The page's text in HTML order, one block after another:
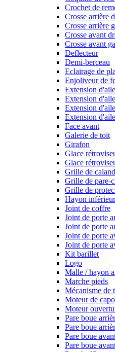
Crochet de
Crosse arrière
Crosse arrière
Crosse avant
Crosse avant
Deflecteur
Demi-berceau
Eclairage de
Enjoliveur de
Extension
Extension
Extension
Extension
Face avant
Galerie de toit
Girafon
Glace
Glace
Grille de
Grille de pare-
Grille de
Hayon inférieur
Joint de coffre
Joint de porte
Joint de porte
Joint de porte
Joint de porte
Kit barillet
Logo
Malle / hayon
Marche pieds
Mécanisme de
Moteur de
Moteur
Pare boue
Pare boue
Pare boue
Pare boue